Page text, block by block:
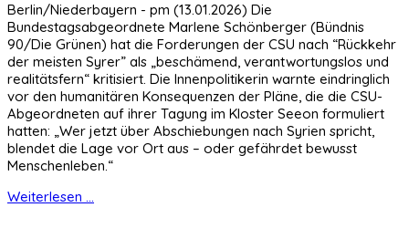
Berlin/Niederbayern - pm (13.01.2026) Die
Bundestagsabgeordnete Marlene Schönberger (Bündnis
90/Die Grünen) hat die Forderungen der CSU nach “Rückkehr
der meisten Syrer” als „beschämend, verantwortungslos und
realitätsfern“ kritisiert. Die Innenpolitikerin warnte eindringlich
vor den humanitären Konsequenzen der Pläne, die die CSU-
Abgeordneten auf ihrer Tagung im Kloster Seeon formuliert
hatten: „Wer jetzt über Abschiebungen nach Syrien spricht,
blendet die Lage vor Ort aus – oder gefährdet bewusst
Menschenleben.“
Weiterlesen ...